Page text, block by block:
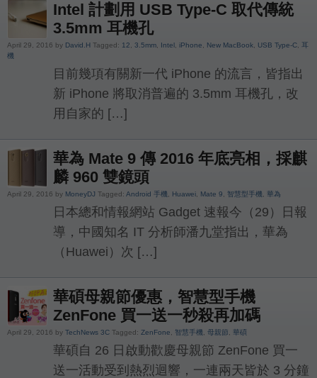
Intel 計劃用 USB Type-C 取代傳統
3.5mm 耳機孔
April 29, 2016 by David.H Tagged: 12 3.5mm Intel iPhone New MacBook USB Type-C 耳
機
目前幾項有關新一代 iPhone 的流言，皆指出
新 iPhone 將取消普遍的 3.5mm 耳機孔，改
用自家的 […]
華為 Mate 9 傳 2016 年底亮相，採麒
麟 960 雙鏡頭
April 29, 2016 by MoneyDJ Tagged: Android 手機 Huawei Mate 9 智慧型手機 華為
日本總和情報網站 Gadget 速報今（29）日報
導，中國知名 IT 分析師潘九堂指出，華為
（Huawei）次 […]
華碩母親節優惠，智慧型手機
ZenFone 買一送一秒殺再加碼
April 29, 2016 by TechNews 3C Tagged: ZenFone 智慧手機 母親節 華碩
華碩自 26 日啟動歡慶母親節 ZenFone 買一
送一活動受到熱烈迴響，一連兩天皆於 3 分鐘